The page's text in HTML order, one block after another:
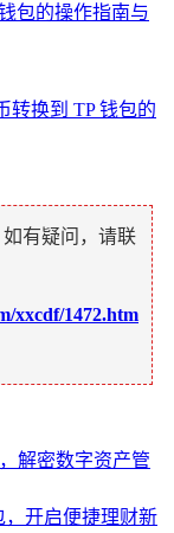
包的操作指南与
转换到 TP 钱包的
如有疑问，请联
xxcdf/1472.htm
解密数字资产管
，开启便捷理财新